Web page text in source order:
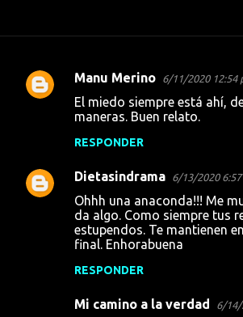
C
n
Manu Merino 6/11/2020 12:54
El miedo siempre está ahí,
maneras. Buen relato.
RESPONDER
Dietasindrama 6/13/2020 6:57
Ohhh una anaconda!!! Me
da algo. Como siempre tus
estupendos. Te mantienen
final. Enhorabuena
RESPONDER
Mi camino a la verdad 6/14/